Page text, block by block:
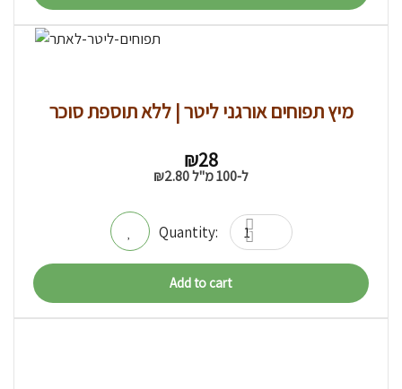
מיץ תפוחים אורגני ליטר | ללא תוספת סוכר
₪28
₪2.80 ל-100 מ"ל
Add to cart